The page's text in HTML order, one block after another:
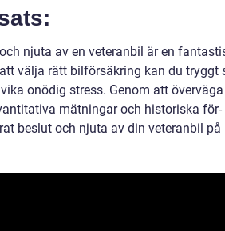
njuta av en veteranbil är en
välja rätt bilförsäkring kan du
onödig stress. Genom att
mätningar och historiska
beslut och njuta av din veteranbil